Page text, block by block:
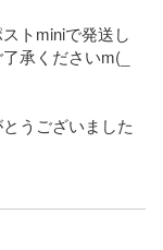
トminiで発送し
承くださいm(_
うございました